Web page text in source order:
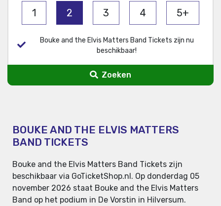
1 2 3 4 5+
Bouke and the Elvis Matters Band Tickets zijn nu
beschikbaar!
Zoeken
BOUKE AND THE ELVIS MATTERS
BAND TICKETS
Bouke and the Elvis Matters Band Tickets zijn
beschikbaar via GoTicketShop.nl. Op donderdag 05
november 2026 staat Bouke and the Elvis Matters
Band op het podium in De Vorstin in Hilversum.